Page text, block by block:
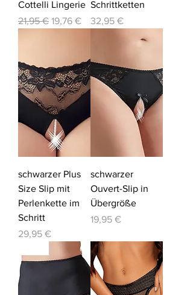
Cottelli Lingerie
Standardpreis
21,95 € Sale-Preis
19,76 €
Schrittketten
Preis
32,95 €
schwarzer Plus
Size Slip mit
Perlenkette im
Schritt
Preis
29,95 €
schwarzer
Ouvert-Slip in
Übergröße
Preis
19,95 €